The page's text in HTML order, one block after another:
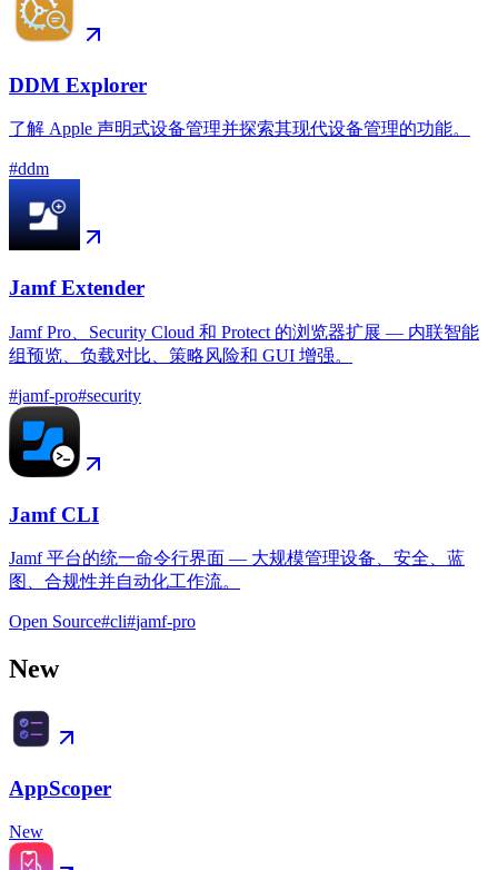
DDM Explorer
了解 Apple 声明式设备管理并探索其现代设备管理的功能。
#ddm
Jamf Extender
Jamf Pro、Security Cloud 和 Protect 的浏览器扩展 — 内联智能
组预览、负载对比、策略风险和 GUI 增强。
#jamf-pro#security
Jamf CLI
Jamf 平台的统一命令行界面 — 大规模管理设备、安全、蓝
图、合规性并自动化工作流。
Open Source#cli#jamf-pro
New
AppScoper
New